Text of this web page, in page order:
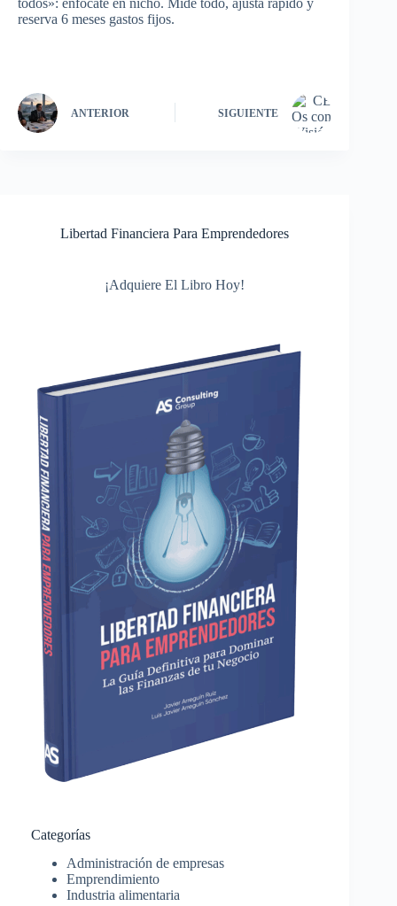
reserva 6 meses gastos fijos.
ANTERIOR SIGUIENTE
Libertad Financiera Para Emprendedores
¡Adquiere El Libro Hoy!
Categorías
Administración de empresas
Emprendimiento
Industria alimentaria